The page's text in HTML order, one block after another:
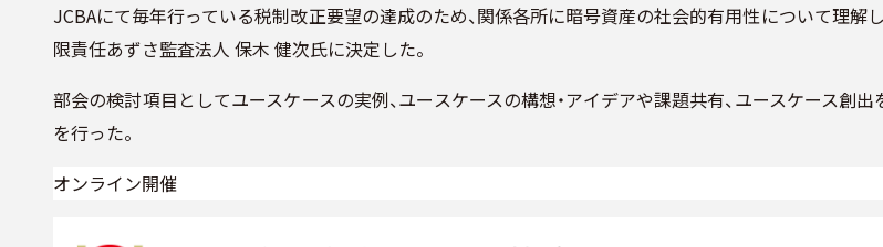
JCBAにて毎年行っている税制改正要望の達成のため、関係各所に暗号資産の社会的有用性について理解
限責任あずさ監査法人 保木 健次氏に決定した。
部会の検討項目としてユースケースの実例、ユースケースの構想・アイデアや課題共有、ユースケース創
を行った。
オンライン開催